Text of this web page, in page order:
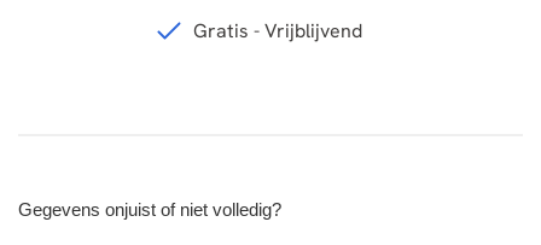
Gegevens onjuist of niet volledig?